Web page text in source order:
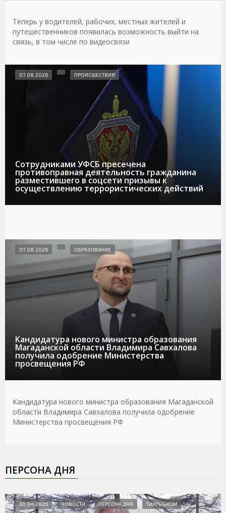
Теперь у водителей, рабочих, местных жителей и
путешественников появилась возможность выйти на
связь, в том числе по видеосвязи
Сотрудниками УФСБ пресечена
противоправная деятельность гражданина
разместившего в соцсети призывы к
осуществлению террористических действий
07.08.2026 ПРОИСШЕСТВИЯ
Кандидатура нового министра образования
Магаданской области Владимира Савхалова
получила одобрение Министерства
просвещения РФ
07.08.2026 ОБРАЗОВАНИЕ
Кандидатура нового министра образования Магаданской
области Владимира Савхалова получила одобрение
Министерства просвещения РФ
ПЕРСОНА ДНЯ
30.04.2026 НОВОСТИ ПЕРСОНА ДНЯ ТИХРЫБКОМ